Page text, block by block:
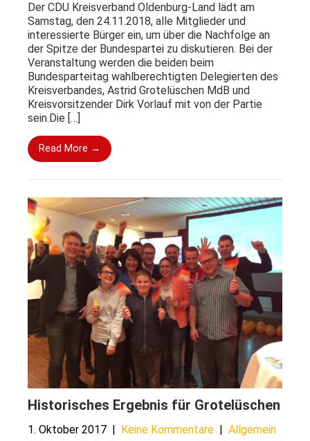
Der CDU Kreisverband Oldenburg-Land lädt am
Samstag, den 24.11.2018, alle Mitglieder und
interessierte Bürger ein, um über die Nachfolge an
der Spitze der Bundespartei zu diskutieren. Bei der
Veranstaltung werden die beiden beim
Bundesparteitag wahlberechtigten Delegierten des
Kreisverbandes, Astrid Grotelüschen MdB und
Kreisvorsitzender Dirk Vorlauf mit von der Partie
sein.Die […]
Read More →
Historisches Ergebnis für Grotelüschen
1. Oktober 2017 Keine Kommentare
Allgemein